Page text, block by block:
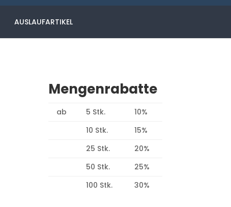
AUSLAUFARTIKEL
Mengenrabatte
ab 5 Stk.
10%
10 Stk.
15%
25 Stk.
20%
50 Stk.
25%
100 Stk.
30%